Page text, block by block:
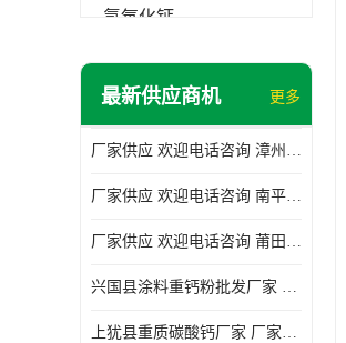
氢氧化钙
氧化钙
最新供应商机 更多
厂家供应 欢迎电话咨询 漳州活性重钙粉
厂家供应 欢迎电话咨询 南平活性重钙粉批发厂
厂家供应 欢迎电话咨询 莆田高白度重钙粉厂家
兴国县涂料重钙粉批发厂家 厂家供应 欢迎电话咨询
上犹县重质碳酸钙厂家 厂家供应 欢迎电话咨询